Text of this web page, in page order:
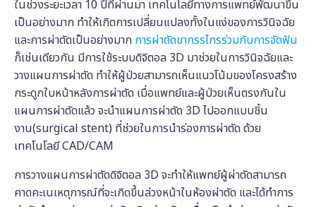
ในช่วงระยะเวลา 10 ปีที่ผ่านมา เทคโนโลยีทางการแพทย์พัฒนาขึ้น
เป็นอย่างมาก ทำให้เกิดการเปลี่ยนแปลงทั้งในแง่ของการวินิจฉัย
และการผ่าตัดเป็นอย่างมาก การผ่าตัดขากรรไกรร่วมกับการจัดฟัน
ก็เช่นเดียวกัน มีการใช้ระบบดิจิตอล 3D มาช่วยในการวินิจฉัยและ
วางแผนการผ่าตัด ทำให้ผู้ป่วยสามารถเห็นแนวโน้มของโครงสร้าง
กระดูกใบหน้าหลังการผ่าตัด เมื่อแพทย์และผู้ป่วยเห็นตรงกันใน
แผนการผ่าตัดแล้ว จะนำแผนการผ่าตัด 3D ไปออกแบบชิ้น
งาน(surgical stent) ที่ช่วยในการนำร่องการผ่าตัด ด้วย
เทคโนโลยี CAD/CAM
การวางแผนการผ่าตัดดิจิตอล 3D จะทำให้แพทย์ผู้ผ่าตัดสามารถ
คาดคะเนเหตุการณ์ที่จะเกิดขึ้นล่วงหน้าในห้องผ่าตัด และได้ทำการ